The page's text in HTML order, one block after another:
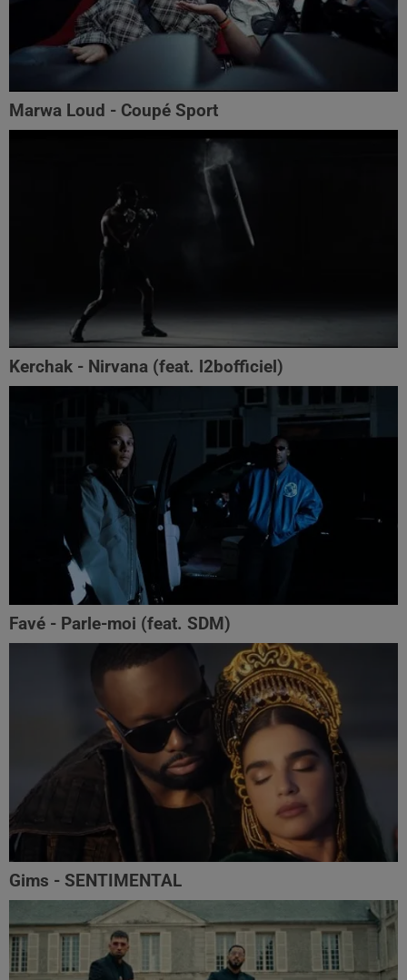
Marwa Loud - Coupé Sport
Kerchak - Nirvana (feat. ‪l2bofficiel‬)
Favé - Parle-moi (feat. SDM)
Gims - SENTIMENTAL